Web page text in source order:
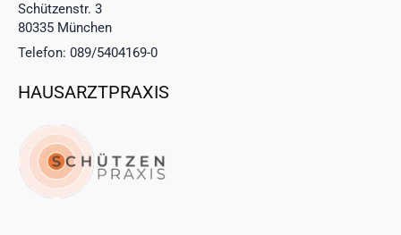
Schützenstr. 3
80335 München
Telefon: 089/5404169-0
HAUSARZTPRAXIS